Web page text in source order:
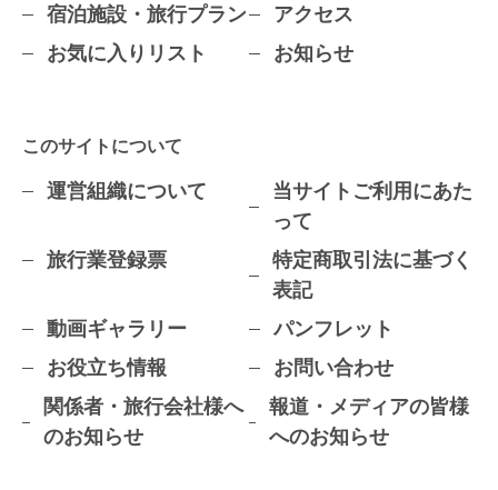
宿泊施設・旅行プラン
アクセス
お気に入りリスト
お知らせ
このサイトについて
運営組織について
当サイトご利用にあた
って
旅行業登録票
特定商取引法に基づく
表記
動画ギャラリー
パンフレット
お役立ち情報
お問い合わせ
関係者・旅行会社様へ
のお知らせ
報道・メディアの皆様
へのお知らせ